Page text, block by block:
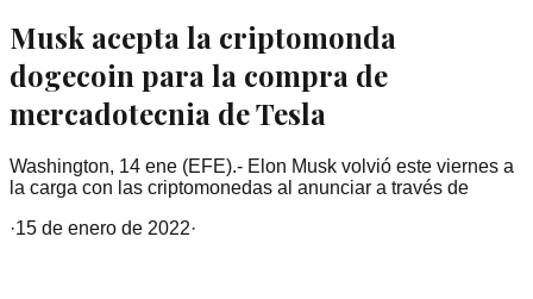
Musk acepta la criptomonda
dogecoin para la compra de
mercadotecnia de Tesla
Washington, 14 ene (EFE).- Elon Musk volvió este viernes a
la carga con las criptomonedas al anunciar a través de
·15 de enero de 2022·